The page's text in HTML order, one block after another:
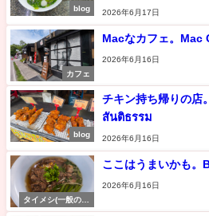
blog
2026年6月17日
カフェ
Macなカフェ。Mac
2026年6月16日
blog
チキン持ち帰りの
สันติธรรม
2026年6月16日
タイメシ(一般の食
堂)
ここはうまいかも
2026年6月16日